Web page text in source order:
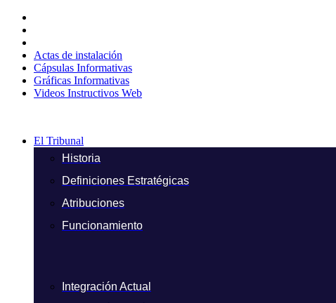
contenido
Actas de instalación
Cápsulas Informativas
Gráficas Informativas
Videos Instructivos Web
El Tribunal
Historia
Definiciones Estratégicas
Atribuciones
Funcionamiento
Integración Actual